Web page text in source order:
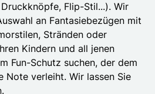
Flip-Stil...). Wir
an Fantasiebezügen mit
Stränden oder
Kindern und all jenen
Fun-Schutz suchen, der dem
Note verleiht. Wir lassen Sie